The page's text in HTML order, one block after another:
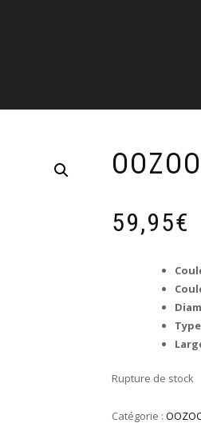
59,95€
Rupture de stock
Catégorie :